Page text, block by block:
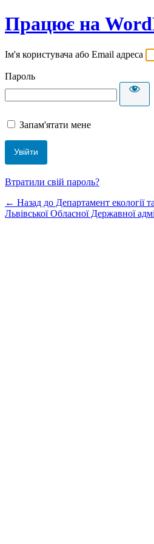
Працює на
Ім'я користувача або Email адреса
Пароль
Запам'ятати мене
Втратили свій пароль?
← Назад до Департамент екології
Львівської Обласної Державної